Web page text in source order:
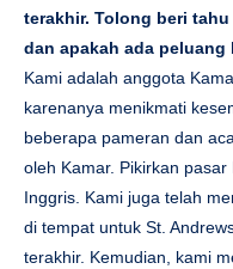
terakhir. Tolong beri
dan apakah ada
Kami adalah anggota
karenanya menikmati
beberapa pameran dan
oleh Kamar. Pikirkan
Inggris. Kami juga telah
di tempat untuk St.
terakhir. Kemudian, kami